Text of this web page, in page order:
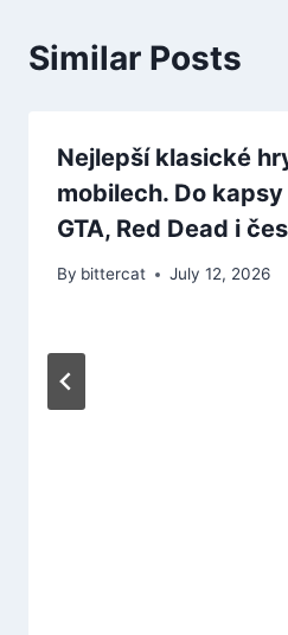
Similar Posts
Nejlepší klasické
mobilech. Do
GTA, Red Dead i
By bittercat July 12, 2026